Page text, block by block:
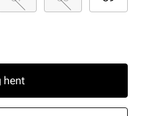
hent